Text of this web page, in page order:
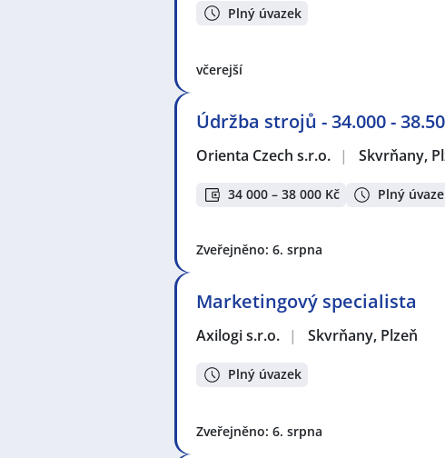
Plný úvazek
včerejší
Údržba strojů - 34.000 -
Orienta Czech s.r.o. | Skvrňany,
34 000 – 38 000 Kč Plný
Zveřejněno: 6. srpna
Marketingový specialista
Axilogi s.r.o. | Skvrňany, Plzeň
Plný úvazek
Zveřejněno: 6. srpna